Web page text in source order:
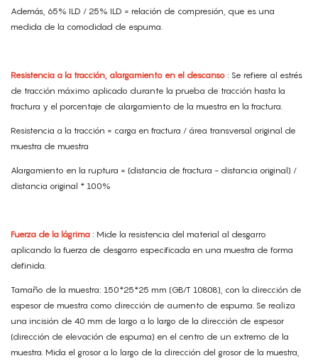
Además, 65% ILD / 25% ILD = relación de compresión, que es una
medida de la comodidad de espuma.
Resistencia a la tracción, alargamiento en el descanso : Se refiere al estrés
de tracción máximo aplicado durante la prueba de tracción hasta la
fractura y el porcentaje de alargamiento de la muestra en la fractura.
Resistencia a la tracción = carga en fractura / área transversal original de
muestra de muestra
Alargamiento en la ruptura = (distancia de fractura - distancia original) /
distancia original * 100%
Fuerza de la lágrima : Mide la resistencia del material al desgarro
aplicando la fuerza de desgarro especificada en una muestra de forma
definida.
Tamaño de la muestra: 150*25*25 mm (GB/T 10808), con la dirección de
espesor de muestra como dirección de aumento de espuma. Se realiza
una incisión de 40 mm de largo a lo largo de la dirección de espesor
(dirección de elevación de espuma) en el centro de un extremo de la
muestra. Mida el grosor a lo largo de la dirección del grosor de la muestra,